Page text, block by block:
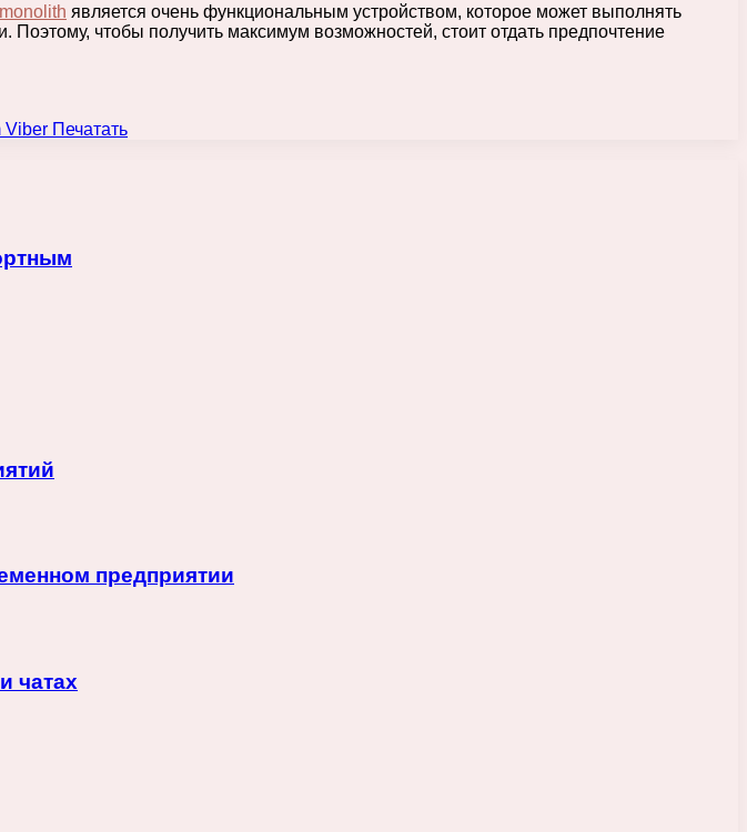
является очень функциональным устройством, которое может выполнять
чтобы получить максимум возможностей, стоит отдать предпочтение
Viber Печатать
предприятии
чатах